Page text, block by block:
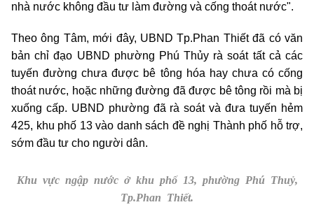
nhà nước không đầu tư làm đường và cống thoát nước".
Theo ông Tâm, mới đây, UBND Tp.Phan Thiết đã có văn
bản chỉ đạo UBND phường Phú Thủy rà soát tất cả các
tuyến đường chưa được bê tông hóa hay chưa có cống
thoát nước, hoặc những đường đã được bê tông rồi mà bị
xuống cấp. UBND phường đã rà soát và đưa tuyến hẻm
425, khu phố 13 vào danh sách đề nghị Thành phố hỗ trợ,
sớm đầu tư cho người dân.
Khu vực ngập nước ở khu phố 13, phường Phú Thuỷ,
Tp.Phan Thiết.